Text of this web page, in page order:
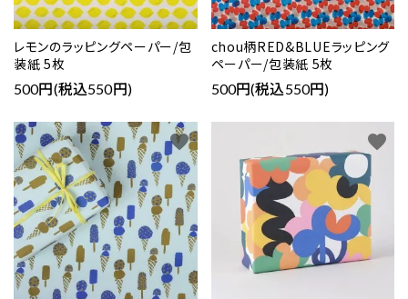
レモンのラッピングペーパー/包
装紙 5枚
500円(税込550円)
chou柄RED&BLUEラッピング
ペーパー/包装紙 5枚
500円(税込550円)
favorite favorite